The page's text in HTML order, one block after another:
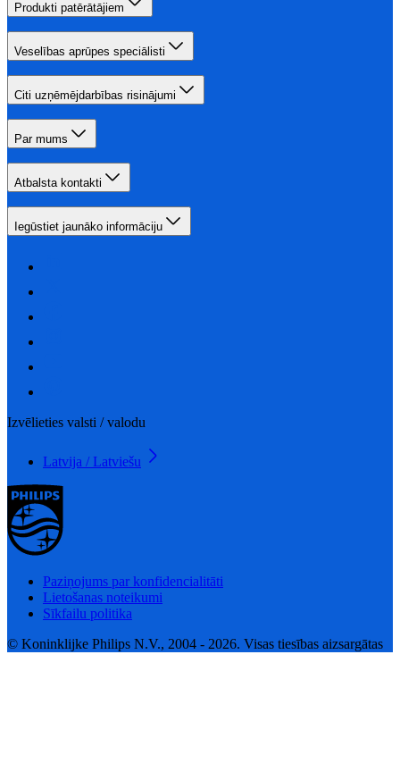
Produkti patērātājiem
Veselības aprūpes speciālisti
Citi uzņēmējdarbības risinājumi
Par mums
Atbalsta kontakti
Iegūstiet jaunāko informāciju
Izvēlieties valsti / valodu
Latvija / Latviešu
Paziņojums par konfidencialitāti
Lietošanas noteikumi
Sīkfailu politika
© Koninklijke Philips N.V., 2004 - 2026. Visas tiesības aizsargātas